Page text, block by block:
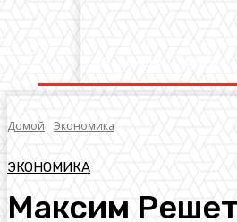
Домой Экономика
ЭКОНОМИКА
Максим